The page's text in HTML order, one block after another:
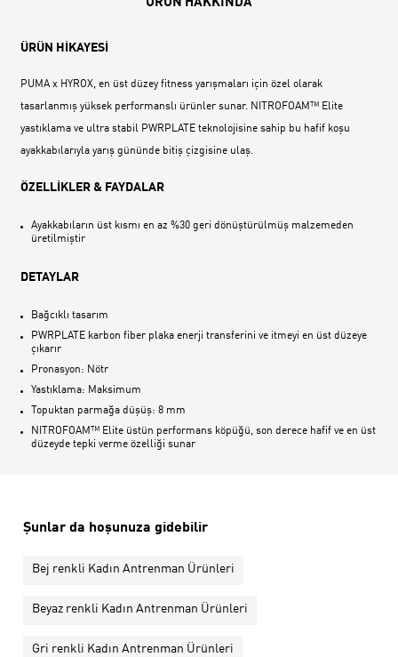
ÜRÜN HAKKINDA
ÜRÜN HİKAYESİ
PUMA x HYROX, en üst düzey fitness yarışmaları için özel olarak
tasarlanmış yüksek performanslı ürünler sunar. NITROFOAM™ Elite
yastıklama ve ultra stabil PWRPLATE teknolojisine sahip bu hafif koşu
ayakkabılarıyla yarış gününde bitiş çizgisine ulaş.
ÖZELLİKLER & FAYDALAR
Ayakkabıların üst kısmı en az %30 geri dönüştürülmüş malzemeden
üretilmiştir
DETAYLAR
Bağcıklı tasarım
PWRPLATE karbon fiber plaka enerji transferini ve itmeyi en üst düzeye
çıkarır
Pronasyon: Nötr
Yastıklama: Maksimum
Topuktan parmağa düşüş: 8 mm
NITROFOAM™ Elite üstün performans köpüğü, son derece hafif ve en üst
düzeyde tepki verme özelliği sunar
Şunlar da hoşunuza gidebilir
Bej renkli Kadın Antrenman Ürünleri
Beyaz renkli Kadın Antrenman Ürünleri
Gri renkli Kadın Antrenman Ürünleri